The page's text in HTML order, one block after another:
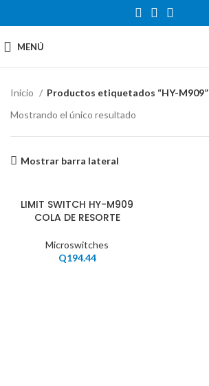
MENÚ
Inicio
Productos etiquetados “HY-M909”
Mostrando el único resultado
Mostrar barra lateral
LIMIT SWITCH HY-M909
COLA DE RESORTE
Microswitches
Q194.44